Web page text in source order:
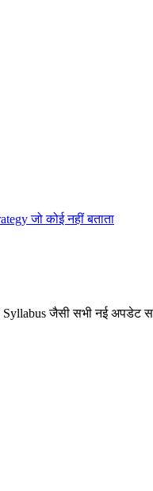
जो कोई नहीं बताता
जैसी सभी नई अपडेट